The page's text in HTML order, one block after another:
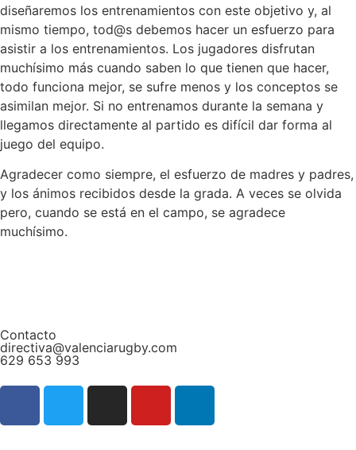
diseñaremos los entrenamientos con este objetivo y, al
mismo tiempo, tod@s debemos hacer un esfuerzo para
asistir a los entrenamientos. Los jugadores disfrutan
muchísimo más cuando saben lo que tienen que hacer,
todo funciona mejor, se sufre menos y los conceptos se
asimilan mejor. Si no entrenamos durante la semana y
llegamos directamente al partido es difícil dar forma al
juego del equipo.
Agradecer como siempre, el esfuerzo de madres y padres,
y los ánimos recibidos desde la grada. A veces se olvida
pero, cuando se está en el campo, se agradece
muchísimo.
Contacto
directiva@valenciarugby.com
629 653 993